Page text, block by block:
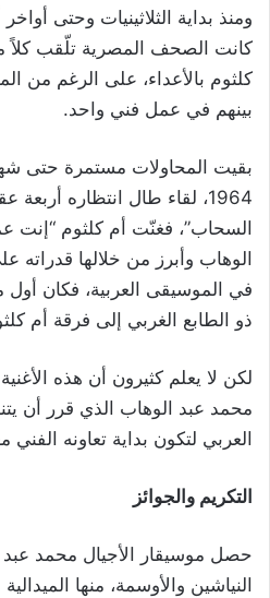
ومنذ بداية الثلاثينيات وحتى
كانت الصحف المصرية تلّقب كلاً
كلثوم بالأعداء، على الرغم من
بينهم في عمل فني واحد.
بقيت المحاولات مستمرة حتى
1964، لقاء طال انتظاره
السحاب”، فغنّت أم كلثوم “إنت
الوهاب وأبرز من خلالها قدراته
في الموسيقى العربية، فكان أول
ذو الطابع الغربي إلى فرقة أم
لكن لا يعلم كثيرون أن هذه
محمد عبد الوهاب الذي قرر أن
العربي لتكون بداية تعاونه الفني
التكريم والجوائز
حصل موسيقار الأجيال محمد
النياشين والأوسمة، منها الميدالية